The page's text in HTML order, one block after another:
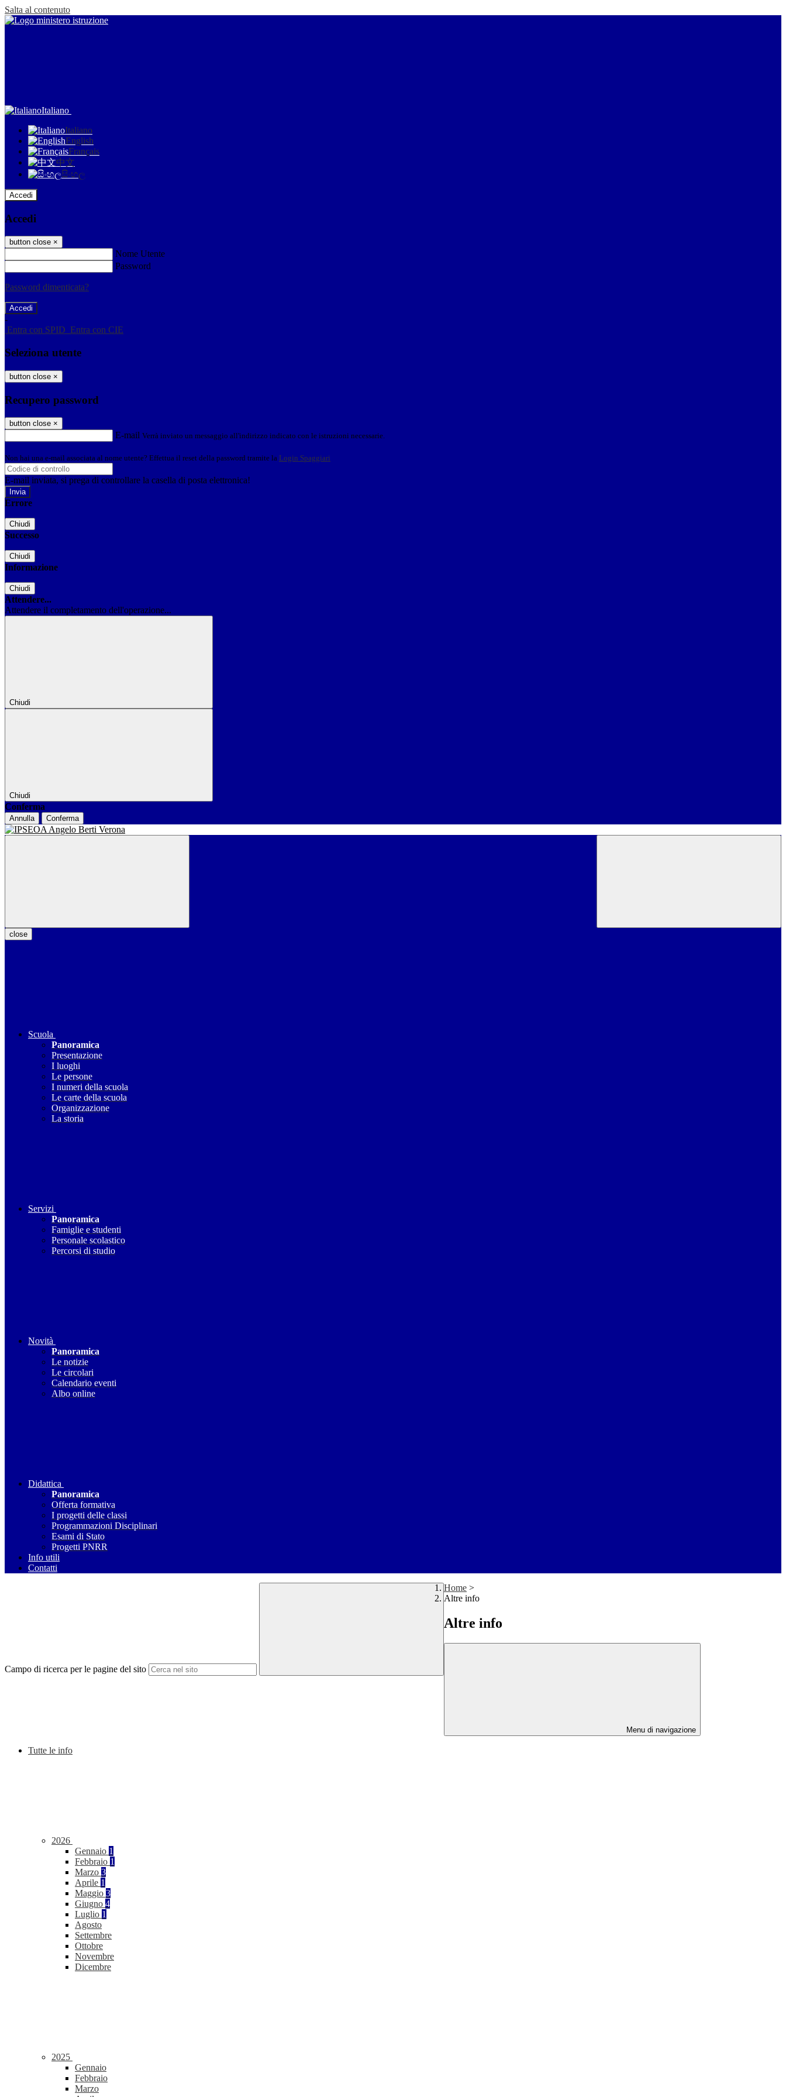
Salta al contenuto
Italiano
Italiano
English
Français
中文
සිංහල
Accedi
Accedi
button close ×
Nome Utente
Password
Password dimenticata?
-
Entra con SPID Entra con CIE
Seleziona utente
button close ×
Recupero password
button close ×
E-mail Verrà inviato un messaggio all'indirizzo indicato con le istruzioni necessarie.
Non hai una e-mail associata al nome utente? Effettua il reset della password tramite la Login Spaggiari
E-mail inviata, si prega di controllare la casella di posta elettronica!
Errore
Chiudi
Successo
Chiudi
Informazione
Chiudi
Attendere...
Attendere il completamento dell'operazione...
Chiudi
Chiudi
Conferma
Annulla Conferma
close
Scuola
Panoramica
Presentazione
I luoghi
Le persone
I numeri della scuola
Le carte della scuola
Organizzazione
La storia
Servizi
Panoramica
Famiglie e studenti
Personale scolastico
Percorsi di studio
Novità
Panoramica
Le notizie
Le circolari
Calendario eventi
Albo online
Didattica
Panoramica
Offerta formativa
I progetti delle classi
Programmazioni Disciplinari
Esami di Stato
Progetti PNRR
Info utili
Contatti
Campo di ricerca per le pagine del sito
Home >
Altre info
Altre info
Menu di navigazione
Tutte le info
2026
Gennaio 1
Febbraio 1
Marzo 3
Aprile 1
Maggio 3
Giugno 4
Luglio 1
Agosto
Settembre
Ottobre
Novembre
Dicembre
2025
Gennaio
Febbraio
Marzo